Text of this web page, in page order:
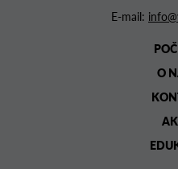
E-mail:
O